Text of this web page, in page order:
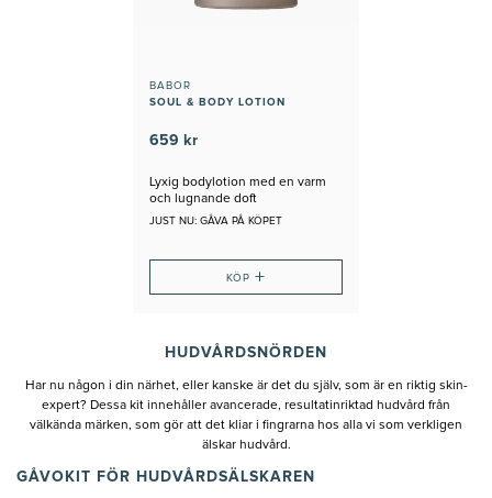
BABOR
SOUL & BODY LOTION
659 kr
Lyxig bodylotion med en varm
och lugnande doft
JUST NU: GÅVA PÅ KÖPET
KÖP +
HUDVÅRDSNÖRDEN
Har nu någon i din närhet, eller kanske är det du själv, som är en riktig skin-
expert? Dessa kit innehåller avancerade, resultatinriktad hudvård från
välkända märken, som gör att det kliar i fingrarna hos alla vi som verkligen
älskar hudvård.
GÅVOKIT FÖR HUDVÅRDSÄLSKAREN